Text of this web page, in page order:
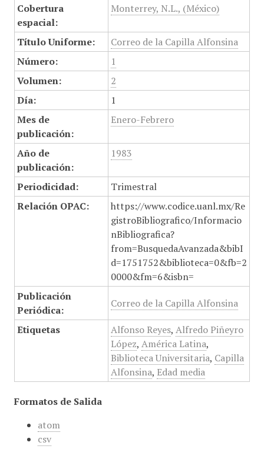
Cobertura
espacial:
Monterrey, N.L., (México)
Título Uniforme:
Correo de la Capilla Alfonsina
Número:
1
Volumen:
2
Día:
1
Mes de
publicación:
Enero-Febrero
Año de
publicación:
1983
Periodicidad:
Trimestral
Relación OPAC:
https://www.codice.uanl.mx/Re
gistroBibliografico/Informacio
nBibliografica?
from=BusquedaAvanzada&bibI
d=1751752&biblioteca=0&fb=2
0000&fm=6&isbn=
Publicación
Periódica:
Correo de la Capilla Alfonsina
Etiquetas Alfonso Reyes, Alfredo Piñeyro
López, América Latina,
Biblioteca Universitaria, Capilla
Alfonsina, Edad media
Formatos de Salida
atom
csv